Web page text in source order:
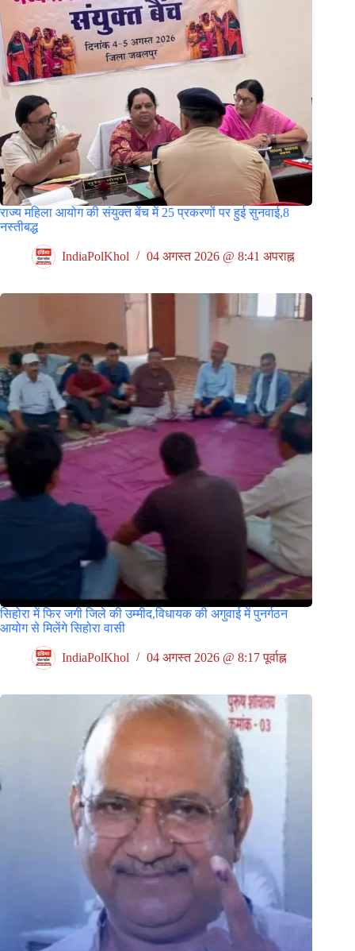
राज्य महिला आयोग की संयुक्त बेंच में 25 प्रकरणों पर हुई सुनवाई,8
नस्तीबद्ध
IndiaPolKhol 04 अगस्त 2026 @ 8:41 अपराह्न
सिहोरा में फिर जगी जिले की उम्मीद,विधायक की अगुवाई में पुनर्गठन
आयोग से मिलेंगे सिहोरा वासी
IndiaPolKhol 04 अगस्त 2026 @ 8:17 पूर्वाह्न